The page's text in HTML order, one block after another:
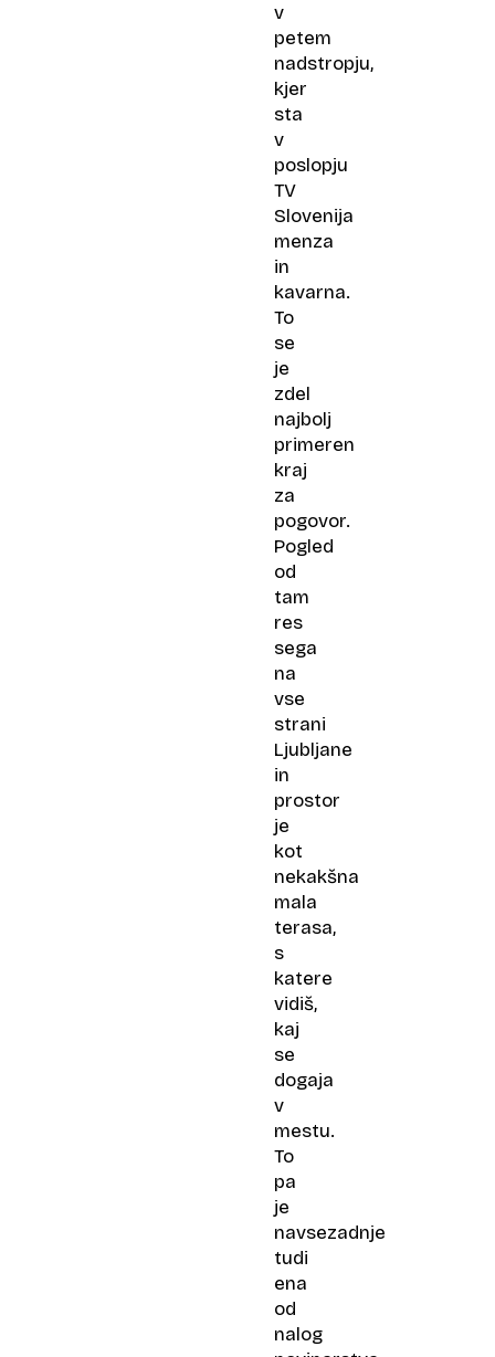
v
petem
nadstropju,
kjer
sta
v
poslopju
TV
Slovenija
menza
in
kavarna.
To
se
je
zdel
najbolj
primeren
kraj
za
pogovor.
Pogled
od
tam
res
sega
na
vse
strani
Ljubljane
in
prostor
je
kot
nekakšna
mala
terasa,
s
katere
vidiš,
kaj
se
dogaja
v
mestu.
To
pa
je
navsezadnje
tudi
ena
od
nalog